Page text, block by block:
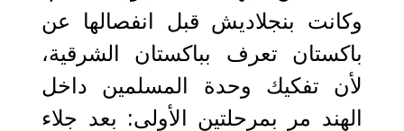
وكانت بنجلاديش قبل انفصالها عن
باكستان تعرف بباكستان الشرقية،
لأن تفكيك وحدة المسلمين داخل
الهند مر بمرحلتين الأولى: بعد جلاء